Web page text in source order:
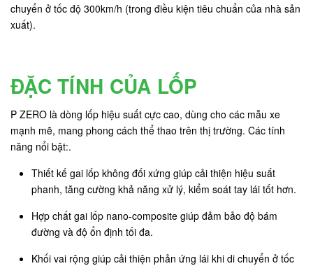
chuyển ở tốc độ 300km/h (trong điều kiện tiêu chuẩn của nhà sản
xuất).
ĐẶC TÍNH CỦA LỐP
P ZERO là dòng lốp hiệu suất cực cao, dùng cho các mẫu xe
mạnh mẽ, mang phong cách thể thao trên thị trường. Các tính
năng nổi bật:.
Thiết kế gai lốp không đối xứng giúp cải thiện hiệu suất
phanh, tăng cường khả năng xử lý, kiểm soát tay lái tốt hơn.
Hợp chất gai lốp nano-composite giúp đảm bảo độ bám
đường và độ ổn định tối đa.
Khối vai rộng giúp cải thiện phản ứng lái khi di chuyển ở tốc